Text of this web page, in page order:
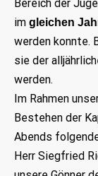
Bereich der
im gleichen
werden konnte.
sie der
werden.
Im Rahmen
Bestehen der
Abends
Herr Siegfried